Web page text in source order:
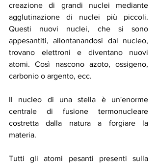
creazione di grandi nuclei mediante
agglutinazione di nuclei più piccoli.
Questi nuovi nuclei, che si sono
appesantiti, allontanandosi dal nucleo,
trovano elettroni e diventano nuovi
atomi. Così nascono azoto, ossigeno,
carbonio o argento, ecc.
Il nucleo di una stella è un'enorme
centrale di fusione termonucleare
costretta dalla natura a forgiare la
materia.
Tutti gli atomi pesanti presenti sulla